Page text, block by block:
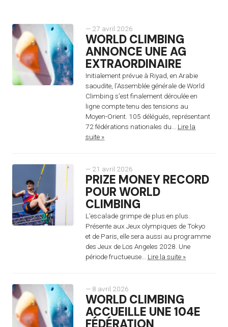
— 27 avril 2026
WORLD CLIMBING
ANNONCE UNE AG
EXTRAORDINAIRE
Initialement prévue à Riyad, en Arabie
saoudite, l’Assemblée générale de World
Climbing s’est finalement déroulée en
ligne compte tenu des tensions au
Moyen-Orient. 105 délégués, représentant
72 fédérations nationales du... Lire la
suite »
— 21 avril 2026
PRIZE MONEY RECORD
POUR WORLD
CLIMBING
L’escalade grimpe de plus en plus.
Présente aux Jeux olympiques de Tokyo
et de Paris, elle sera aussi au programme
des Jeux de Los Angeles 2028. Une
période fructueuse... Lire la suite »
— 8 avril 2026
WORLD CLIMBING
ACCUEILLE UNE 104E